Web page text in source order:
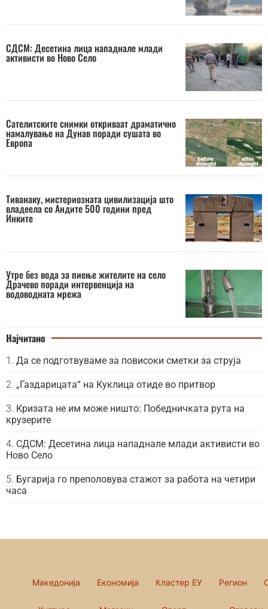
СДСМ: Десетина лица нападнале млади
активисти во Ново Село
Сателитските снимки откриваат драматично
намалување на Дунав поради сушата во
Европа
Тиванаку, мистериозната цивилизација што
владеела со Андите 500 години пред
Инките
Утре без вода за пиење жителите на село
Драчево поради интервенција на
водоводната мрежа
Најчитано
Да се подготвуваме за повисоки сметки за струја
„Газдарицата“ на Куклица отиде во притвор
Кризата не им може ништо: Победничката рута на
крузерите
СДСМ: Десетина лица нападнале млади активисти во
Ново Село
Бугарија го преполовува стажот за работа на четири
часа
Македонија Економија Кластер ЕУ Регион